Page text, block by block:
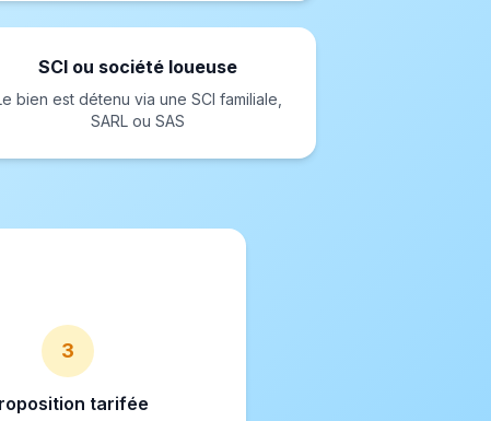
SCI ou société loueuse
bien est détenu via une SCI familiale,
SARL ou SAS
3
tarifée